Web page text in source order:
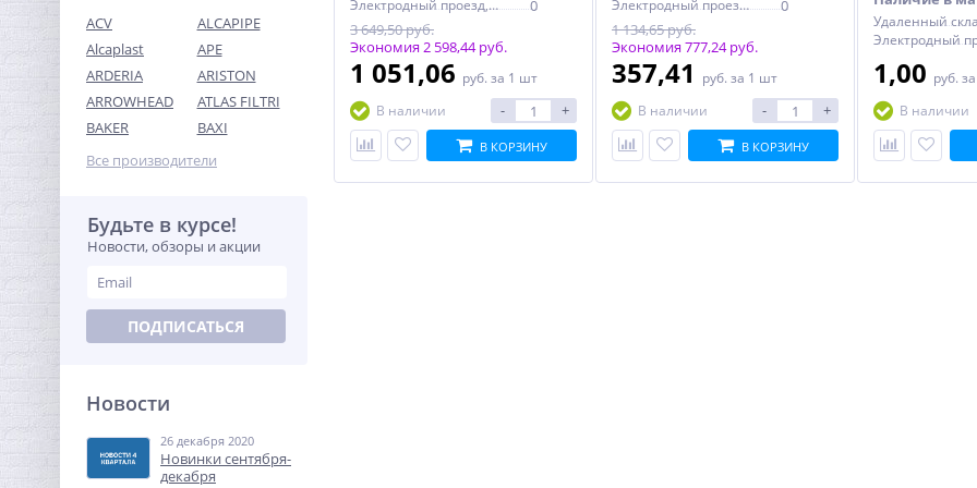
Футорка редукционная
1"1/4 x 1" НВ латунь UNI-
FITT
276,80
Тройник резьбовой (ВР)
1"1/2 латунь UNI-FITT
ACV
ALCAPIPE
Alcaplast
APE
ARDERIA
ARISTON
ARROWHEAD
ATLAS FILTRI
BAKER
BAXI
Все производители
Будьте в курсе!
Новости, обзоры и акции
ПОДПИСАТЬСЯ
Новости
26 декабря 2020
Новинки сентября-
декабря
Электродный проезд, 6с1
0
3 649,50 руб.
Экономия 2 598,44 руб.
1 051,06 руб. за 1 шт
В наличии
- +
В КОРЗИНУ
Электродный проезд, 6с1
0
1 134,65 руб.
Экономия 777,24 руб.
357,41 руб. за 1 шт
В наличии
- +
В КОРЗИНУ
Удаленный
1,00 руб.
В наличии